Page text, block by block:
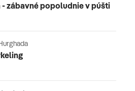
- zábavné popoludnie v púšti